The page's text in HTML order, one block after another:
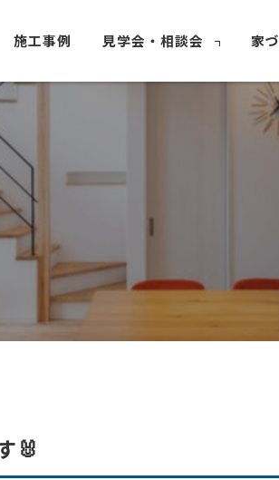
施工事例 見学会・相談会 家
🐰